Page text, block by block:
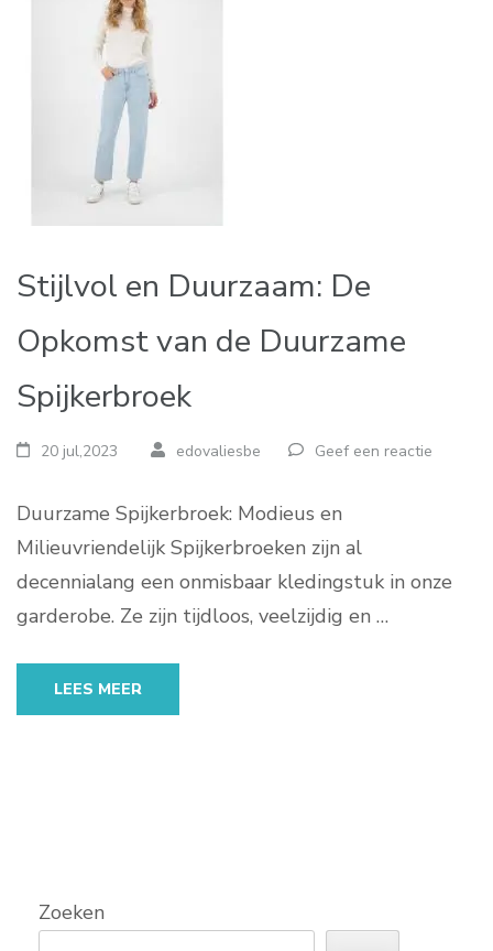
Stijlvol en Duurzaam: De
Opkomst van de Duurzame
Spijkerbroek
20 jul,2023 edovaliesbe Geef een reactie
Duurzame Spijkerbroek: Modieus en
Milieuvriendelijk Spijkerbroeken zijn al
decennialang een onmisbaar kledingstuk in onze
garderobe. Ze zijn tijdloos, veelzijdig en …
LEES MEER
Zoeken